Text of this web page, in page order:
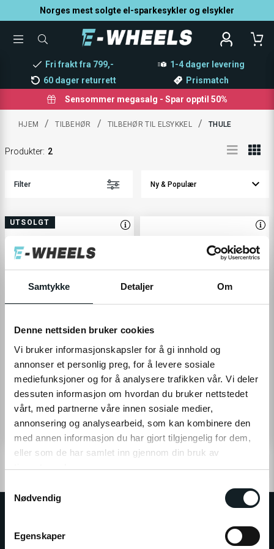
Samtykke Detaljer Om
Denne nettsiden bruker cookies
Vi bruker informasjonskapsler for å gi innhold og
annonser et personlig preg, for å levere sosiale
mediefunksjoner og for å analysere trafikken vår. Vi deler
dessuten informasjon om hvordan du bruker nettstedet
vårt, med partnerne våre innen sosiale medier,
annonsering og analysearbeid, som kan kombinere den
med annen informasjon du har gjort tilgjengelig for dem,
eller som de har samlet inn gjennom din bruk av
tjenestene deres.
Klikk på «OK» for å gi oss ditt samtykke til å bruke
informasjonskapsler (cookies) for alle disse formålene.
Nødvendig
Egenskaper
Norges mest solgte el-sparkesykler og elsykler
TOGGLESØK
KATEGORI,
Fri frakt fra 799,-
1-4 dager levering
60 dager returrett
Prismatch
Sensommer megasalg - Spar opptil 50%
HJEM / TILBEHØR / TILBEHØR TIL ELSYKKEL / THULE
Produkter: 2
Filter
UTSOLGT
Hapro Atlas Premium Xfold II
2.0
Brukervennlig og sikkert
sykkelstativ med plass til 2
sykler
6 990,-
Hapro
Sykkelstativ - Hapro Atlas
Premium Xfold II 3.0
Brukervennlig og sikkert
sykler
7 490,-